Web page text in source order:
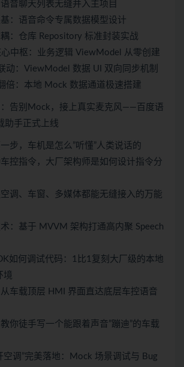
音聊天列表无缝并入主项目
：语音命令专属数据模型设计
：仓库 Repository 标准封装实战
中枢：业务逻辑 ViewModel 从零创建
动：ViewModel 数据 UI 双向同步机制
倍：本地 Mock 数据通道极速搭建
告别Mock，接上真实麦克风——百度语
助手正式上线
步，车机是怎么”听懂”人类说话的
控指令，大厂架构师是如何设计指令分
调、车窗、多媒体都能无缝接入的万能
：基于 MVVM 架构打通高内聚 Speech
如何调试代码：1比1复刻大厂级的本地
境
车载顶层 HMI 界面直达底层车控语音
你徒手写一个能跟着声音”蹦迪”的车载
空调”完美落地：Mock 场景调试与 Bug